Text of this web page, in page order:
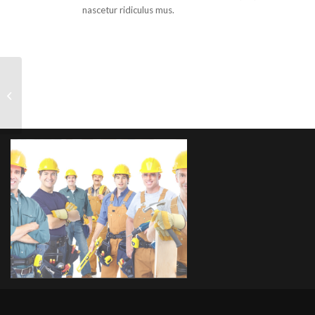
nascetur ridiculus mus.